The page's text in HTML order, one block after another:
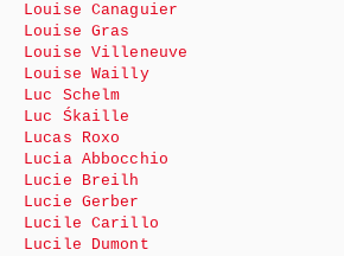
Louise Canaguier
Louise Gras
Louise Villeneuve
Louise Wailly
Luc Schelm
Luc Śkaille
Lucas Roxo
Lucia Abbocchio
Lucie Breilh
Lucie Gerber
Lucile Carillo
Lucile Dumont